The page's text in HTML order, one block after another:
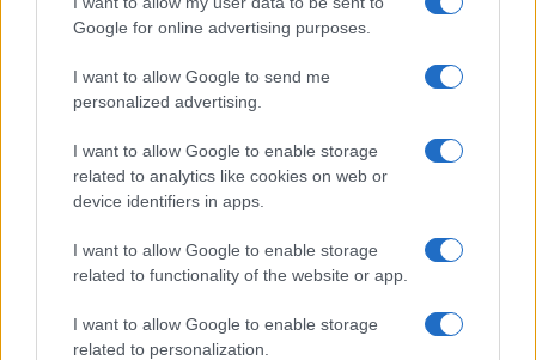
Google for online advertising purposes.
I want to allow Google to send me
personalized advertising.
I want to allow Google to enable storage
related to analytics like cookies on web or
device identifiers in apps.
I want to allow Google to enable storage
related to functionality of the website or app.
I want to allow Google to enable storage
related to personalization.
Arrestati cinque agenti della polizia locale di Milano: le
Alessandro Tassinari · 7 Ago 2026